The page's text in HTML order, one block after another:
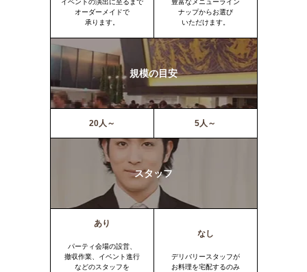
イベントの演出に至るまで
オーダーメイドで
承ります。
豊富なメニューライン
ナップからお選び
いただけます。
規模の目安
20人～ 5人～
スタッフ
あり
パーティ会場の設営、
撤収作業、イベント進行
などのスタッフを
なし
デリバリースタッフが
お料理を宅配するのみ